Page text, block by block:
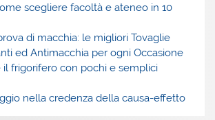
scegliere facoltà e ateneo in 10
di macchia: le migliori Tovaglie
ed Antimacchia per ogni Occasione
il frigorifero con pochi e semplici
nella credenza della causa-effetto